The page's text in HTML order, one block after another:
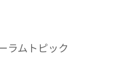
ラムトピック